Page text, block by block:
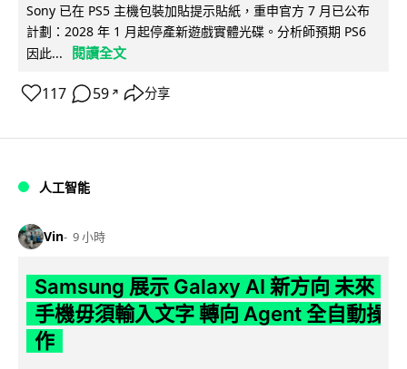
Sony 已在 PS5 主機包裝加貼提示貼紙，重申官方 7 月已公布
計劃：2028 年 1 月起停產新遊戲實體光碟。分析師預期 PS6
因此...
閱讀全文
117 59 ↗ 分享
人工智能
Vin 9 小時
Samsung 展示 Galaxy AI 新方向 未來
手機毋須輸入文字 轉向 Agent 全自動操
作